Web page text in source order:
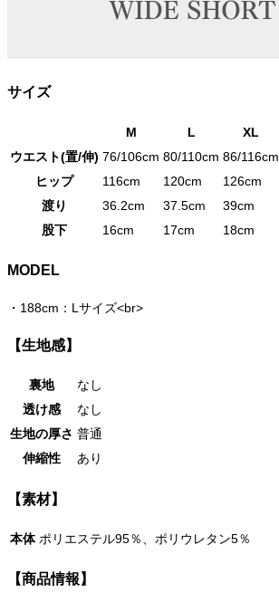
サイズ
M L
XL
ウエスト(置/伸) 76/106cm 80/110cm 86/116cm
ヒップ
116cm 120cm
126cm
渡り
36.2cm 37.5cm
39cm
股下
16cm 17cm 18cm
MODEL
・ 188cm：Lサイズ<br>
【生地感】
裏地
なし
透け感
なし
生地の厚さ 普通
伸縮性
あり
【素材】
本体 ポリエステル95％、ポリウレタン5％
【商品情報】